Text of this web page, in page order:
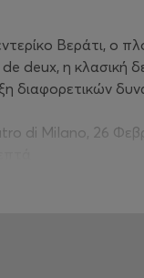
Βεράτι, ο
deux, η κλασική
διαφορετικών
di Milano, 26